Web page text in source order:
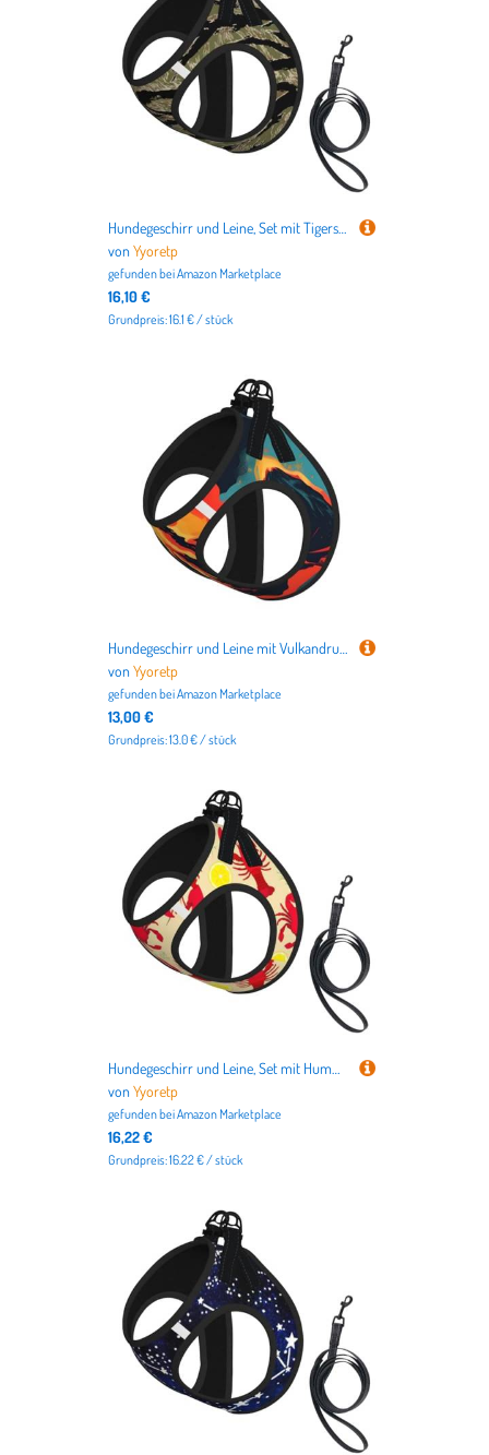
sondern auch fürVögel ,Kleintiere
Tierbedarf für Pferde.
Hundegeschirr und Leine, Set mit Tigerstreifen, atmungsaktiv, verstellbar, ausbruchsicher, für Katzen und Hunde
vonYyoretp
gefunden beiAmazon Marketplace
16,10 €
Grundpreis: 16.1 € / stück
Hundegeschirr und Leine mit Vulkandruck, atmungsaktiv, verstellbar, ausbruchsicher, Weste für Katzen und Hunde
vonYyoretp
gefunden beiAmazon Marketplace
13,00 €
Grundpreis: 13.0 € / stück
Hundegeschirr und Leine, Set mit Hummer- und Krabbenmuster, atmungsaktiv, verstellbar, ausbruchsicher, Weste für Katzen und Hunde
vonYyoretp
gefunden beiAmazon Marketplace
16,22 €
Grundpreis: 16.22 € / stück